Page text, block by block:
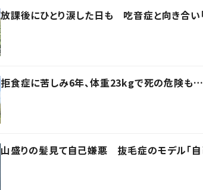
放課後にひとり涙した日も 吃音症と向き合い
拒食症に苦しみ6年、体重23kgで死の危険も
山盛りの髪見て自己嫌悪 抜毛症のモデル「自